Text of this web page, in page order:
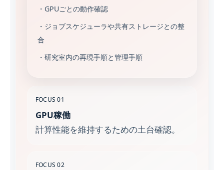
・GPUごとの動作確認
・ジョブスケジューラや共有ストレージとの整
合
・研究室内の再現手順と管理手順
FOCUS 01
GPU稼働
計算性能を維持するための土台確認。
FOCUS 02